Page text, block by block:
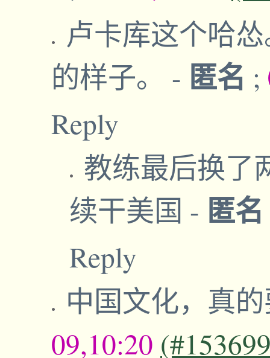
卢卡库这个哈
的样子。 - 匿名 ;
Reply
教练最后换了
续干美国 - 匿名
Reply
中国文化，真
09,10:20